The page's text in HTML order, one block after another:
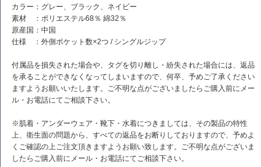
カラー：グレー、ブラック、ネイビー
素材 ：ポリエステル68％ 綿32％
原産国：中国
仕様 ：外側ポケット数×2つ / シングルジップ
付属品を損失された場合や、タグを切り離し・紛失された場合には、返品
を承ることができなくなってしまいますので、何卒、予めご了承ください
ますようお願いいたします。ご不明な点がございましたらご購入前にメー
ル・お電話にてご相談下さい。
※肌着・アンダーウェア・靴下・水着につきましては、その製品の特性
上、衛生面の問題から、すべての返品をお断りしておりますので、予めよ
くご確認の上ご注文頂きますようお願い致します。ご不明な点がございま
したらご購入前にメール・お電話にてご相談下さい。